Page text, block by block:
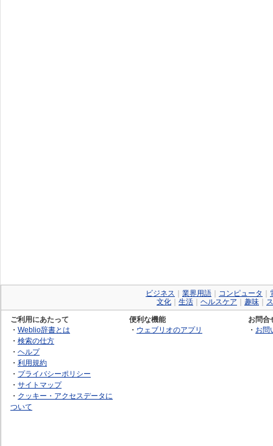
ビジネス 業界用語 コンピュータ
文化
生活 ヘルスケア 趣味
ご利用にあたって
・ Weblio辞書とは
・ 検索の仕方
・ ヘルプ
・ 利用規約
・ プライバシーポリシー
・ サイトマップ
・ クッキー・アクセスデータに
ついて
便利な機能
・ ウェブリオのアプリ
お問合
・ お問